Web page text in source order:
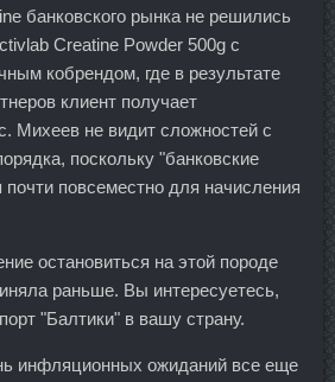
банковского рынка не решились
Creatine Powder 500g с
кобрендом, где в результате
клиент получает
Михеев не видит сложностей с
поскольку "банковские
повсеместно для начисления
остановиться на этой породе
раньше. Вы интересуетесь,
"Балтики" в вашу страну.
инфляционных ожиданий все еще